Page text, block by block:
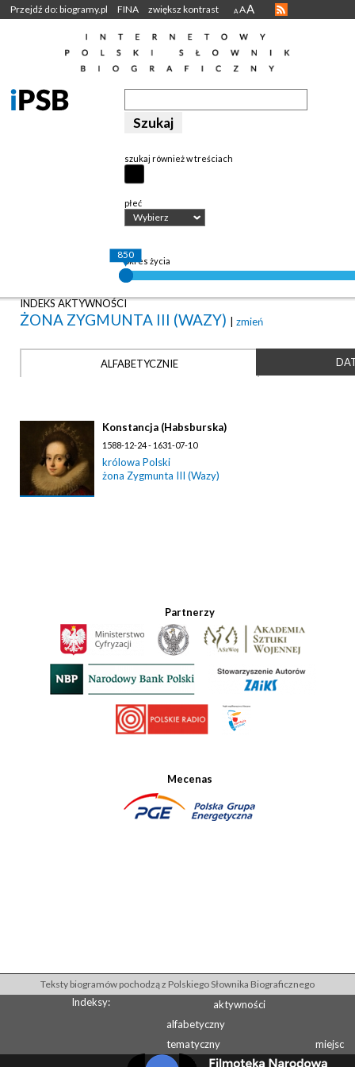
Przejdź do: biogramy.pl FINA zwiększ kontrast A AA
szukaj również w treściach
płeć
Wybierz
okres życia
850
INDEKS AKTYWNOŚCI
ŻONA ZYGMUNTA III (WAZY) | zmień
ALFABETYCZNIE
Konstancja (Habsburska)
1588-12-24 - 1631-07-10
królowa Polski
żona Zygmunta III (Wazy)
Partnerzy
Mecenas
Teksty biogramów pochodzą z Polskiego Słownika Biograficznego
Indeksy:
aktywności
alfabetyczny
tematyczny
miejsc